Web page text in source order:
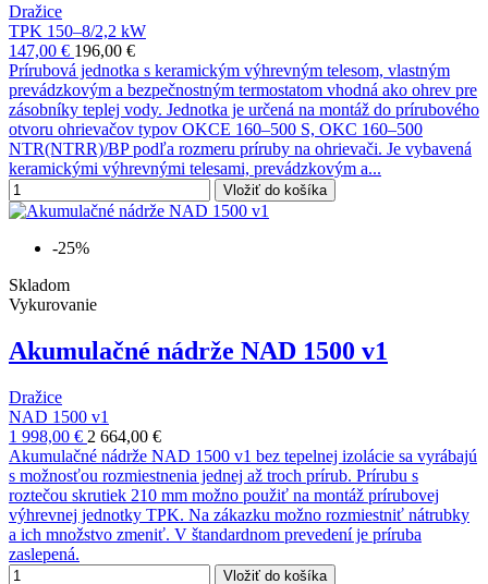
Dražice
TPK 150–8/2,2 kW
147,00 € 196,00 €
Prírubová jednotka s keramickým výhrevným telesom, vlastným
prevádzkovým a bezpečnostným termostatom vhodná ako ohrev pre
zásobníky teplej vody. Jednotka je určená na montáž do prírubového
otvoru ohrievačov typov OKCE 160–500 S, OKC 160–500
NTR(NTRR)/BP podľa rozmeru príruby na ohrievači. Je vybavená
keramickými výhrevnými telesami, prevádzkovým a...
Vložiť do košíka
-25%
Skladom
Vykurovanie
Akumulačné nádrže NAD 1500 v1
Dražice
NAD 1500 v1
1 998,00 € 2 664,00 €
Akumulačné nádrže NAD 1500 v1 bez tepelnej izolácie sa vyrábajú
s možnosťou rozmiestnenia jednej až troch prírub. Prírubu s
roztečou skrutiek 210 mm možno použiť na montáž prírubovej
výhrevnej jednotky TPK. Na zákazku možno rozmiestniť nátrubky
a ich množstvo zmeniť. V štandardnom prevedení je príruba
zaslepená.
Vložiť do košíka